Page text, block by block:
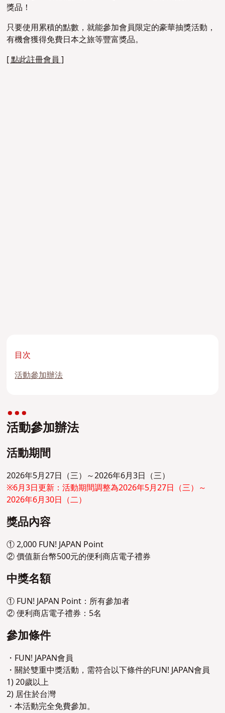
獎品！
只要使用累積的點數，就能參加會員限定的豪華抽獎活動，
有機會獲得免費日本之旅等豐富獎品。
[ 點此註冊會員 ]
目次
活動參加辦法
活動參加辦法
活動期間
2026年5月27日（三）～2026年6月3日（三）
※6月3日更新：活動期間調整為2026年5月27日（三）～
2026年6月30日（二）
獎品內容
① 2,000 FUN! JAPAN Point
② 價值新台幣500元的便利商店電子禮券
中獎名額
① FUN! JAPAN Point：所有參加者
② 便利商店電子禮券：5名
參加條件
・FUN! JAPAN會員
・關於雙重中獎活動，需符合以下條件的FUN! JAPAN會員
1) 20歲以上
2) 居住於台灣
・本活動完全免費參加。